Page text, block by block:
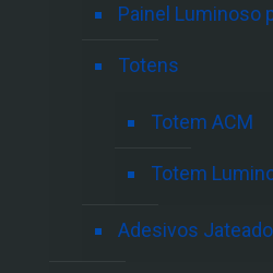
Painel Luminoso
Totens
Totem ACM
Totem
Adesivos